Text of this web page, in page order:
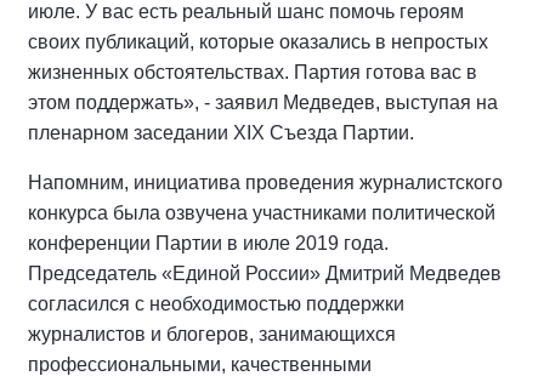
июле. У вас есть реальный шанс помочь героям
своих публикаций, которые оказались в непростых
жизненных обстоятельствах. Партия готова вас в
этом поддержать», - заявил Медведев, выступая на
пленарном заседании XIX Съезда Партии.
Напомним, инициатива проведения журналистского
конкурса была озвучена участниками политической
конференции Партии в июле 2019 года.
Председатель «Единой России» Дмитрий Медведев
согласился с необходимостью поддержки
журналистов и блогеров, занимающихся
профессиональными, качественными